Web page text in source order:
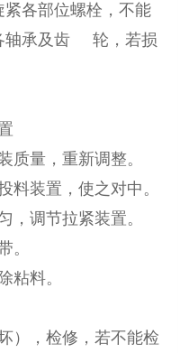
各部位螺栓，不能
轴承及齿 轮，若损
量，重新调整。
装置，使之对中。
调节拉紧装置。
。
料。
，检修，若不能检